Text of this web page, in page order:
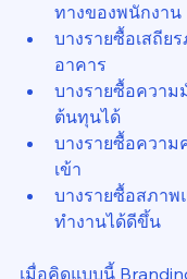
ทางของพนักงาน
บางรายซื้อเสถีย
อาคาร
บางรายซื้อความ
ต้นทุนได้
บางรายซื้อความ
เข้า
บางรายซื้อสภา
ทำงานได้ดีขึ้น
เมื่อคิดแบบนี้